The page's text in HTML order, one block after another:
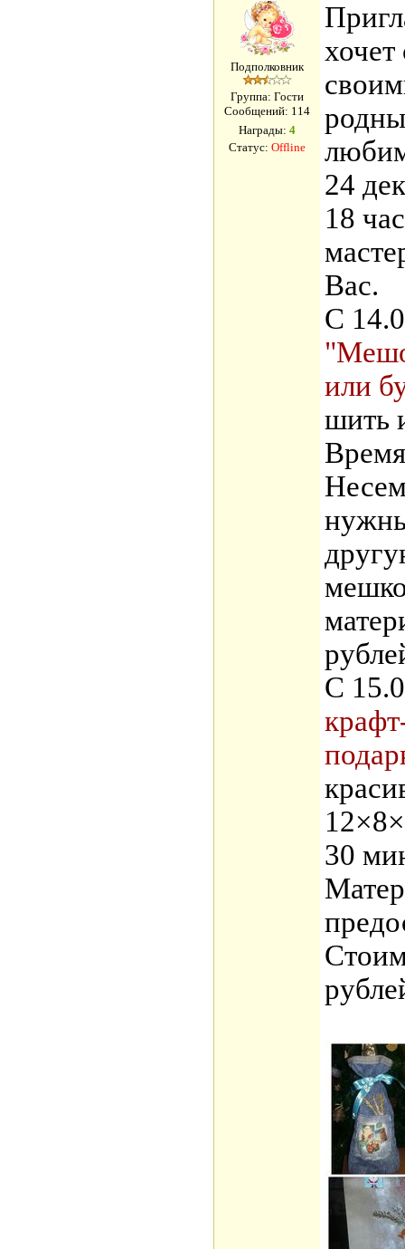
Подполковник
Группа: Гости
Сообщений: 114
Награды: 4
Статус: Offline
хочет
24
18
Вас.
С
или
шить
С
30